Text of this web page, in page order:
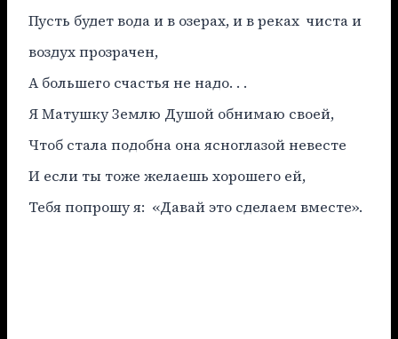
Пусть будет вода и в озерах, и в реках чиста и
воздух прозрачен,
А большего счастья не надо. . .
Я Матушку Землю Душой обнимаю своей,
Чтоб стала подобна она ясноглазой невесте
И если ты тоже желаешь хорошего ей,
Тебя попрошу я: «Давай это сделаем вместе».